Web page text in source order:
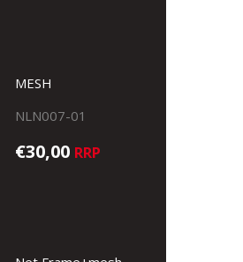
MESH
NLN007-01
€30,00 RRP